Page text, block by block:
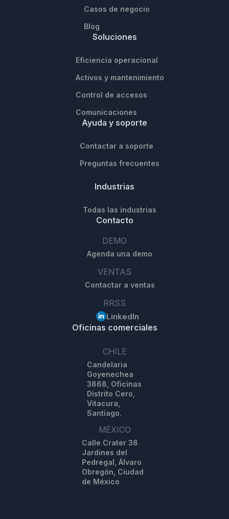
Casos de negocio
Blog
Soluciones
Eficiencia operacional
Activos y mantenimiento
Control de accesos
Comunicaciones
Ayuda y soporte
Contactar a soporte
Preguntas frecuentes
Industrias
Todas las industrias
Contacto
DEMO
Agenda una demo
VENTAS
Contactar a ventas
RRSS
LinkedIn
Oficinas comerciales
CHILE
Candelaria
Goyenechea
3868, Oficinas
Distrito Cero,
Vitacura,
Santiago.
MÉXICO
Calle Crater 38
Jardines del
Pedregal, Álvaro
Obregón, Ciudad
de México